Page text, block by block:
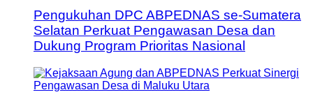
Pengukuhan DPC ABPEDNAS se-Sumatera
Selatan Perkuat Pengawasan Desa dan
Dukung Program Prioritas Nasional